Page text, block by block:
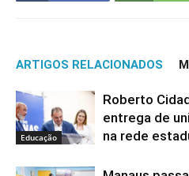
ARTIGOS RELACIONADOS
Educação
Roberto
entrega de
na rede